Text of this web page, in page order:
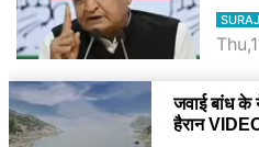
BJP
अभी